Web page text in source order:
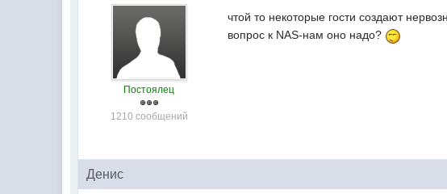
Постоялец
1210 сообщений
чтой то некоторые гости создают
вопрос к NAS-нам оно надо?
Денис